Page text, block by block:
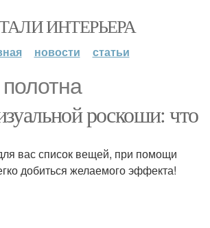
ИНТЕРЬЕРА
новости статьи
роскоши: что
вас список вещей, при помощи
добиться желаемого эффекта!